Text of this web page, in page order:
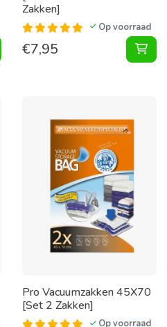
Opbergbox 70X47X19
Zakken]
Op voorraad
€7,95
Pro Vacuumzakken 45X70
[Set 2 Zakken]
Op voorraad